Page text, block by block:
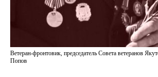
Ветеран-фронтовик, председатель Совета ветеранов
Попов